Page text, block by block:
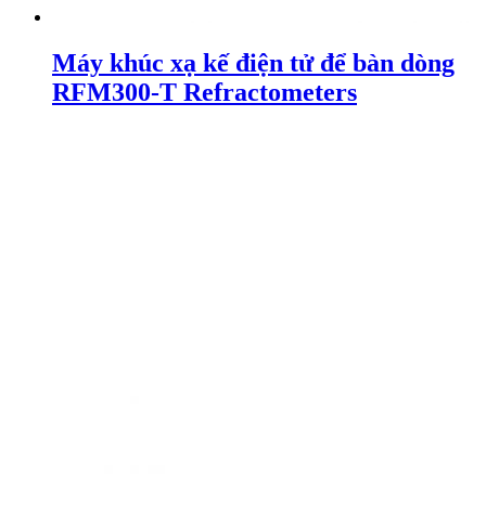
Máy khúc xạ kế điện tử để bàn dòng
RFM300-T Refractometers